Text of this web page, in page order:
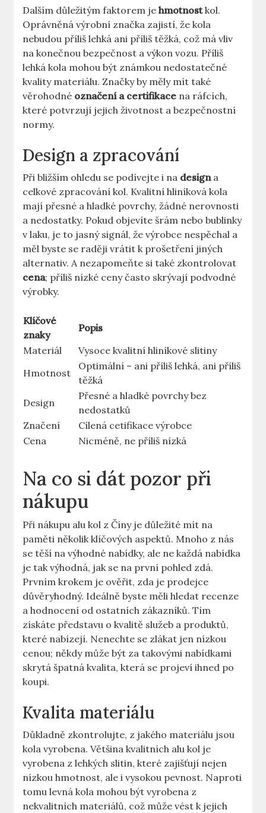
Dalším důležitým faktorem jehmotnostkol.
Oprávněná výrobní značka zajistí, že kola
nebudou příliš lehká ani příliš těžká, což má vliv
na konečnou bezpečnost a výkon vozu. Příliš
lehká kola mohou být známkou nedostatečné
kvality materiálu. Značky by měly mít také
věrohodné označení a certifikace na ráfcích,
které potvrzují jejich životnost a bezpečnostní
normy.
Design a zpracování
Při bližším ohledu se podívejte i na designa
celkové zpracování kol. Kvalitní hliníková kola
mají přesné a hladké povrchy, žádné nerovnosti
a nedostatky. Pokud objevíte šrám nebo bublinky
v laku, je to jasný signál, že výrobce nespěchal a
měl byste se raději vrátit k prošetření jiných
alternativ. A nezapomeňte si také zkontrolovat
cena; příliš nízké ceny často skrývají podvodné
výrobky.
Klíčové
znaky
Popis
Materiál
Vysoce kvalitní hliníkové slitiny
Hmotnost
Optimální – ani příliš lehká, ani příliš
těžká
Design
Přesné a hladké povrchy bez
nedostatků
Značení
Cílená cetifikace výrobce
Cena
Nicméně, ne příliš nízká
Na co si dát pozor při
nákupu
Při nákupu alu kol z Číny je důležité mít na
paměti několik klíčových aspektů. Mnoho z nás
se těší na výhodné nabídky, ale ne každá nabídka
je tak výhodná, jak se na první pohled zdá.
Prvním krokem je ověřit, zda je prodejce
důvěryhodný. Ideálně byste měli hledat recenze
a hodnocení od ostatních zákazníků. Tím
získáte představu o kvalitě služeb a produktů,
které nabízejí. Nenechte se zlákat jen nízkou
cenou; někdy může být za takovými nabídkami
skrytá špatná kvalita, která se projeví ihned po
koupi.
Kvalita materiálu
Důkladně zkontrolujte, z jakého materiálu jsou
kola vyrobena. Většina kvalitních alu kol je
vyrobena z lehkých slitin, které zajišťují nejen
nízkou hmotnost, ale i vysokou pevnost. Naproti
tomu levná kola mohou být vyrobena z
nekvalitních materiálů, což může vést k jejich